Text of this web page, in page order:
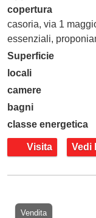
copertura
casoria, via 1
essenziali,
Superficie
locali
camere
bagni
classe energetica
Visita Vedi
Vendita